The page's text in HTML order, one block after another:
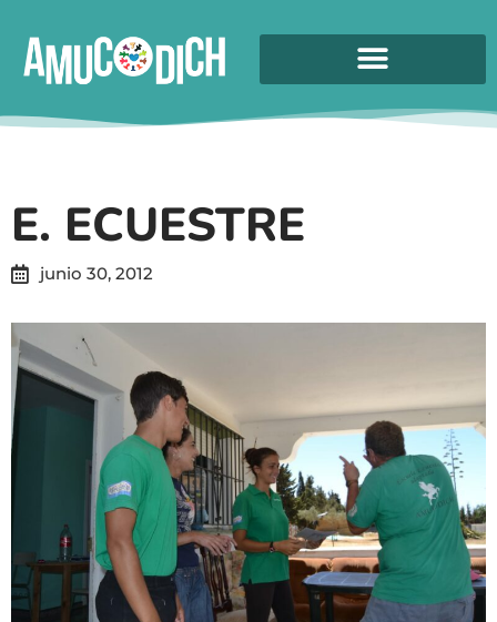
E. ECUESTRE
junio 30, 2012